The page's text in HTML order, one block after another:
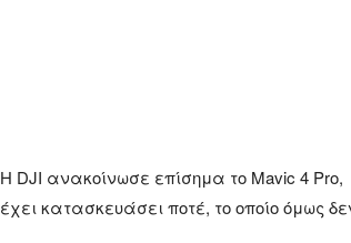
Η DJI ανακοίνωσε επίσημα το Mavic 4
έχει κατασκευάσει ποτέ, το οποίο όμως